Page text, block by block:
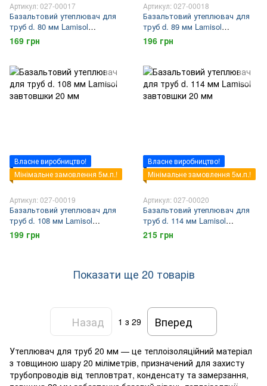
Артикул: 027-00017
Базальтовий утеплювач для
труб d. 80 мм Lamisol
завтовшки 20 мм
169 грн
Артикул: 027-00018
Базальтовий утеплювач для
труб d. 89 мм Lamisol
завтовшки 20 мм
196 грн
Власне виробництво!
Мінімальне замовлення 5м.п.!
Артикул: 027-00019
Базальтовий утеплювач для
труб d. 108 мм Lamisol
завтовшки 20 мм
199 грн
Власне виробництво!
Мінімальне замовлення 5м.п.!
Артикул: 027-00020
Базальтовий утеплювач для
труб d. 114 мм Lamisol
завтовшки 20 мм
215 грн
Показати ще 20 товарів
Назад 1 з 29 Вперед
Утеплювач для труб 20 мм — це теплоізоляційний матеріал
з товщиною шару 20 міліметрів, призначений для захисту
трубопроводів від тепловтрат, конденсату та замерзання,